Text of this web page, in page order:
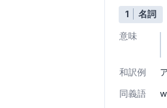
1 名詞
意味
和訳例
同義語